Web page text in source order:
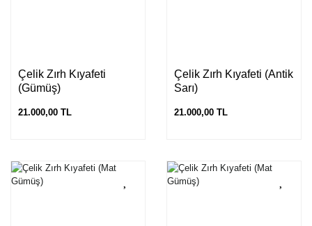
Çelik Zırh Kıyafeti
(Gümüş)
21.000,00 TL
Çelik Zırh Kıyafeti (Antik
Sarı)
21.000,00 TL